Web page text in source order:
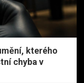
kterého
chyba v